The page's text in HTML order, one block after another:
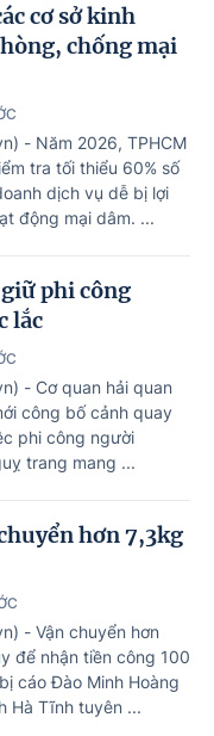
cơ sở kinh
chống mại
- Năm 2026, TPHCM
tra tối thiểu 60% số
dịch vụ dễ bị lợi
động mại dâm. ...
phi công
lắc
- Cơ quan hải quan
công bố cảnh quay
phi công người
trang mang ...
hơn 7,3kg
- Vận chuyển hơn
để nhận tiền công 100
cáo Đào Minh Hoàng
Hà Tĩnh tuyên ...